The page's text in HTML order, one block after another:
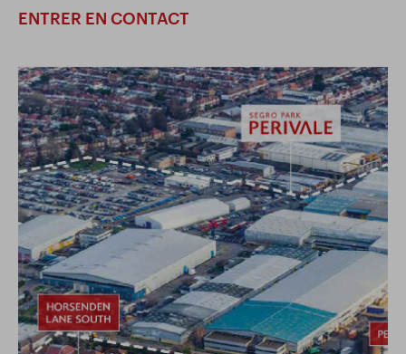
ENTRER EN CONTACT